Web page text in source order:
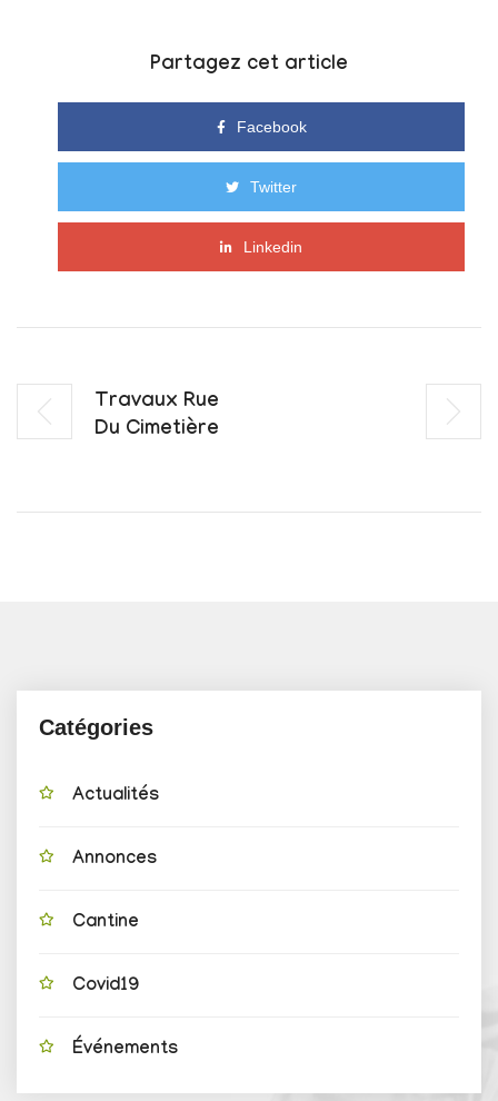
Partagez cet article
Facebook
Twitter
Linkedin
Travaux Rue
Du Cimetière
Catégories
Actualités
Annonces
Cantine
Covid19
Événements